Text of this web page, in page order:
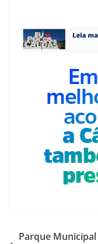
Parque